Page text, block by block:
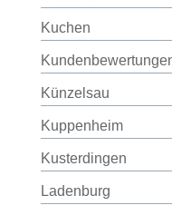
Kuchen
Künzelsau
Kuppenheim
Kusterdingen
Ladenburg